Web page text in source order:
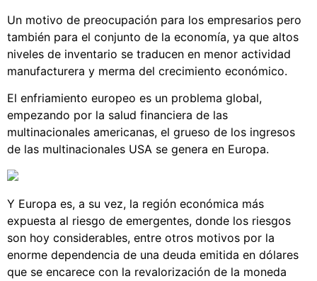
Un motivo de preocupación para los empresarios pero
también para el conjunto de la economía, ya que altos
niveles de inventario se traducen en menor actividad
manufacturera y merma del crecimiento económico.
El enfriamiento europeo es un problema global,
empezando por la salud financiera de las
multinacionales americanas, el grueso de los ingresos
de las multinacionales USA se genera en Europa.
Y Europa es, a su vez, la región económica más
expuesta al riesgo de emergentes, donde los riesgos
son hoy considerables, entre otros motivos por la
enorme dependencia de una deuda emitida en dólares
que se encarece con la revalorización de la moneda